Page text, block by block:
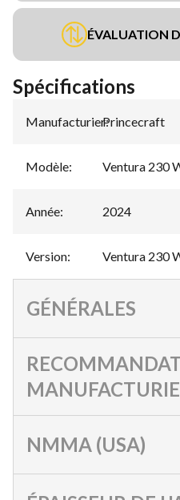
ÉVALUATION
Spécifications
Manufacturier:
Princecraft
Modèle: Ventura 230
Année: 2024
Version: Ventura 230
GÉNÉRALES
NMMA (USA)